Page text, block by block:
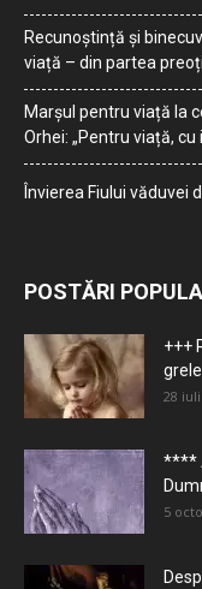
Recunoștință și
viață – din partea
Marșul pentru viață la
Orhei: „Pentru viață, cu
Învierea Fiului văduvei
POSTĂRI
+++
28
****
5